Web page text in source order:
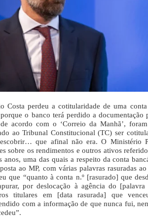
Costa perdeu a cotitularidade de uma
o banco terá perdido a
acordo com o ‘Correio da Manhã’,
ao Tribunal Constitucional (TC) ser
que afinal não era.O Ministério
sobre os rendimentos e outros ativos
anos, uma das quais a respeito da conta
ao MP, com várias palavras rasuradas
que “quanto à conta n.º [rasurado] que
por deslocação à agência do
titulares em [data rasurada] que
com a informação de que nunca fui,